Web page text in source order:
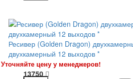
Ресивер (Golden Dragon)
двухкамерный 12 выходов *
Уточняйте цену у менеджеров!
13750